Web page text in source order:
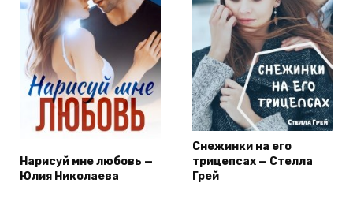
Нарисуй мне любовь —
Юлия Николаева
Снежинки на его
трицепсах — Стелла
Грей